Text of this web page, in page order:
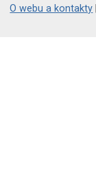
O webu a kontakty